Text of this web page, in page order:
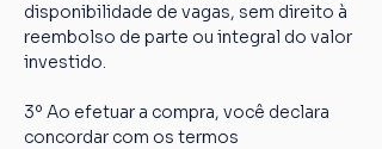
disponibilidade de vagas, sem direito à
reembolso de parte ou integral do valor
investido.
3º Ao efetuar a compra, você declara
concordar com os termos